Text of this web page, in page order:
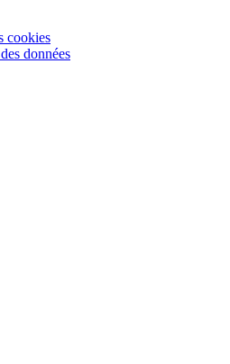
cookies
données